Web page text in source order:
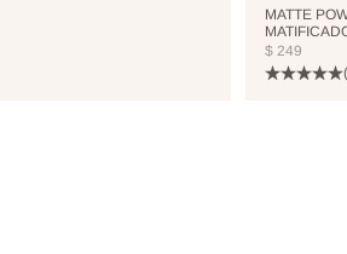
MATTE
PRECIO DE
$ 249